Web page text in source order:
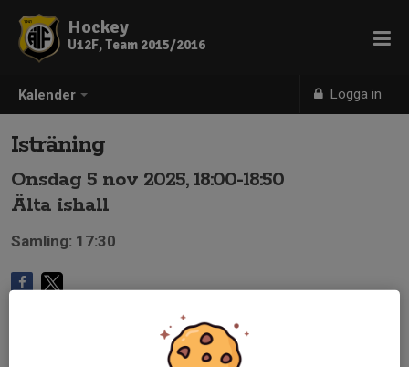
Kalender Logga in
Hockey
U12F, Team 2015/2016
Isträning
Onsdag 5 nov 2025, 18:00-18:50
Älta ishall
Samling: 17:30